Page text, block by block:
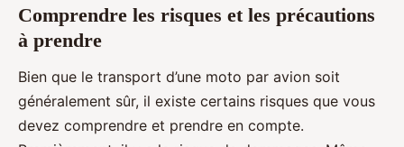
Comprendre les risques et les précautions
à prendre
Bien que le transport d’une moto par avion soit
généralement sûr, il existe certains risques que vous
devez comprendre et prendre en compte.